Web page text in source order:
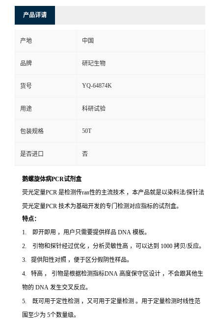
产品详请
产地 中国
品牌 研玘生物
货号 YQ-64874K
用途 科研试验
包装规格 50T
是否进口 否
鹅螺旋体病PCR试剂盒
荧光定量PCR 是检测传ran性的主流技术 ，本产品就是以染料法/探针法
荧光定量PCR 技术为基础开发的专门检测对应指标的试剂盒。
特点：
1. 即开即用 ，用户只需要提供样品 DNA 模板。
2. 引物和探针经过优化 ，分析灵敏性高 ，可以达到 1000 拷贝/反应。
3. 提供阳性对照 ，便于区分假阴性样品。
4. 特高 ， 引物是根据检测指标DNA 高度保守区设计 ，不会跟其他生
物的 DNA 发生交叉反应。
5. 既可用于定性检测 ，又可用于定量检测 。用于定量检测时线性范
围至少为 5个数量级。